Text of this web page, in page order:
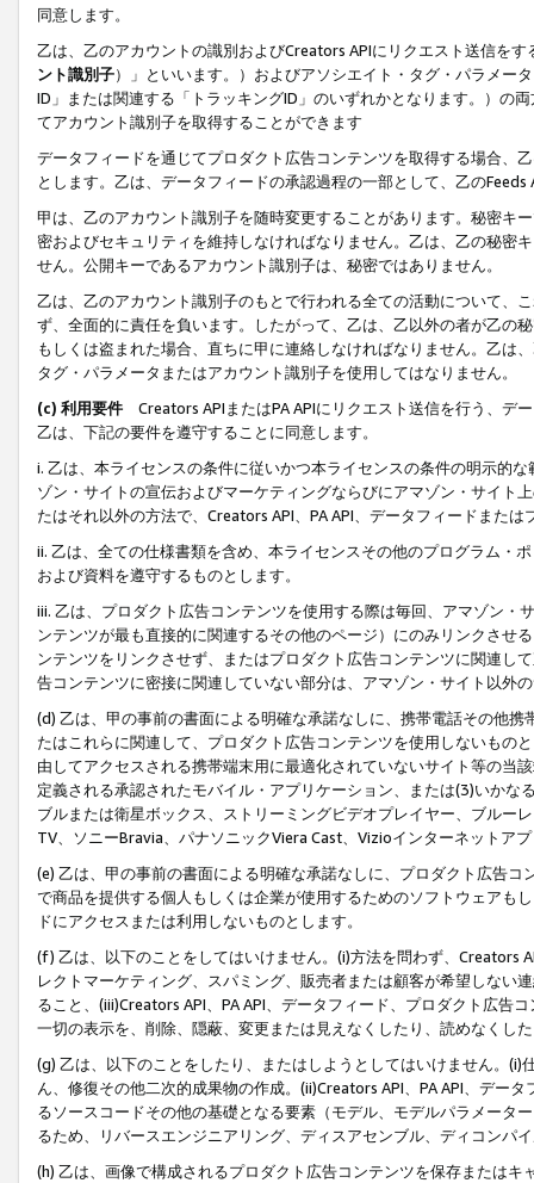
同意します。
乙は、乙のアカウントの識別およびCreators APIにリクエスト送信を
ント識別子）」といいます。）およびアソシエイト・タグ・パラメー
ID」または関連する「トラッキングID」のいずれかとなります。）の
てアカウント識別子を取得することができます
データフィードを通じてプロダクト広告コンテンツを取得する場合、
とします。乙は、データフィードの承認過程の一部として、乙の
甲は、乙のアカウント識別子を随時変更することがあります。秘密キ
密およびセキュリティを維持しなければなりません。乙は、乙の秘密
せん。公開キーであるアカウント識別子は、秘密ではありません。
乙は、乙のアカウント識別子のもとで行われる全ての活動について、
ず、全面的に責任を負います。したがって、乙は、乙以外の者が乙の
もしくは盗まれた場合、直ちに甲に連絡しなければなりません。乙は
タグ・パラメータまたはアカウント識別子を使用してはなりません。
(c) 利用要件 Creators APIまたはPA APIにリクエスト送信を行う、デ
乙は、下記の要件を遵守することに同意します。
i. 乙は、本ライセンスの条件に従いかつ本ライセンスの条件の明示的
ゾン・サイトの宣伝およびマーケティングならびにアマゾン・サイト
たはそれ以外の方法で、Creators API、PA API、データフィードまた
ii. 乙は、全ての仕様書類を含め、本ライセンスその他のプログラム・
および資料を遵守するものとします。
iii. 乙は、プロダクト広告コンテンツを使用する際は毎回、アマゾン
ンテンツが最も直接的に関連するその他のページ）にのみリンクさせ
ンテンツをリンクさせず、またはプロダクト広告コンテンツに関連し
告コンテンツに密接に関連していない部分は、アマゾン・サイト以外
(d) 乙は、甲の事前の書面による明確な承諾なしに、携帯電話その他
たはこれらに関連して、プロダクト広告コンテンツを使用しないもの
由してアクセスされる携帯端末用に最適化されていないサイト等の当
定義される承認されたモバイル・アプリケーション、または(3)いか
ブルまたは衛星ボックス、ストリーミングビデオプレイヤー、ブルー
TV、ソニーBravia、パナソニックViera Cast、Vizioインターネットア
(e) 乙は、甲の事前の書面による明確な承諾なしに、プロダクト広告
で商品を提供する個人もしくは企業が使用するためのソフトウェアも
ドにアクセスまたは利用しないものとします。
(f) 乙は、以下のことをしてはいけません。(i)方法を問わず、Creators
レクトマーケティング、スパミング、販売者または顧客が希望しない
ること、(iii)Creators API、PA API、データフィード、プロダクト広告
一切の表示を、削除、隠蔽、変更または見えなくしたり、読めなくし
(g) 乙は、以下のことをしたり、またはしようとしてはいけません。
ん、修復その他二次的成果物の作成。(ii)Creators API、PA API、デー
るソースコードその他の基礎となる要素（モデル、モデルパラメータ
るため、リバースエンジニアリング、ディスアセンブル、ディコンパ
(h) 乙は、画像で構成されるプロダクト広告コンテンツを保存または